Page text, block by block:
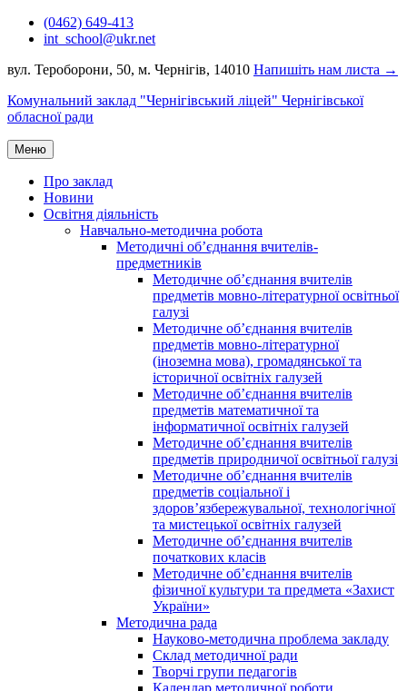
Перейти(0462) 649-413
int_school@ukr.net
вул. Тероборони, 50, м. Чернігів, 14010 Напишіть нам листа →
Комунальний заклад "Чернігівський ліцей" Чернігівської
обласної ради
Меню
Про заклад
Новини
Освітня діяльність
Навчально-методична робота
Методичні об’єднання вчителів-
предметників
Методичне об’єднання вчителів
предметів мовно-літературної освітньої
галузі
Методичне об’єднання вчителів
предметів мовно-літературної
(іноземна мова), громадянської та
історичної освітніх галузей
Методичне об’єднання вчителів
предметів математичної та
інформатичної освітніх галузей
Методичне об’єднання вчителів
предметів природничої освітньої галузі
Методичне об’єднання вчителів
предметів соціальної і
здоров’язбережувальної, технологічної
та мистецької освітніх галузей
Методичне об’єднання вчителів
початкових класів
Методичне об’єднання вчителів
фізичної культури та предмета «Захист
України»
Методична рада
Науково-методична проблема закладу
Склад методичної ради
Творчі групи педагогів
Календар методичної роботи